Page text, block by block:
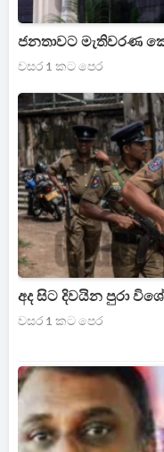
ජනතාවට මැතිවරණ
වසර 1 කට පෙර
අද සිට දිවයින පුරා
වසර 1 කට පෙර